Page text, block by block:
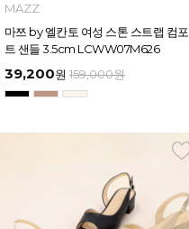
MAZZ
마쯔 by 엘칸토 여성 스톤 스트랩 컴포
트 샌들 3.5cm LCWW07M626
39,200원 159,000원